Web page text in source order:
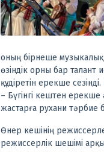
оның бірнеше музыкалық
өзіндік орны бар талант
құдіретін ерекше
– Бүгінгі кештен
жастарға рухани тәрбие
Өнер кешінің
режиссерлік шешімі